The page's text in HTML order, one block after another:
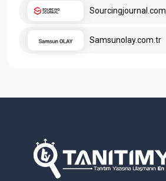
Sourcingjournal.com
Samsunolay.com.tr